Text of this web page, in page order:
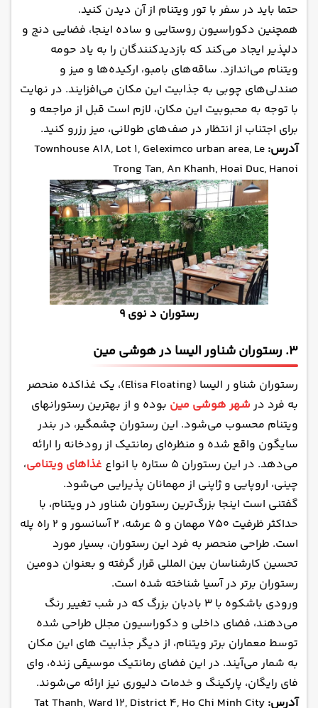
حتما باید در سفر با تور ویتنام از آن دیدن کنید.
همچنین دکوراسیون روستایی و ساده اینجا، فضایی دنج و
دلپذیر ایجاد می‌کند که بازدیدکنندگان را به یاد حومه
ویتنام می‌اندازد. ساقه‌های بامبو، ارکیده‌ها و میز و
صندلی‌های چوبی به جذابیت این مکان می‌افزایند. در نهایت
با توجه به محبوبیت این مکان، لازم است قبل از مراجعه و
برای اجتناب از انتظار در صف‌های طولانی، میز رزرو کنید.
آدرس: Townhouse A18, Lot 1, Geleximco urban area, Le
Trong Tan, An Khanh, Hoai Duc, Hanoi
رستوران د نوی 9
3. رستوران شناور الیسا در هوشی مین
رستوران شناو ر الیسا (Elisa Floating)، یک غذاکده منحصر
به فرد درشهر هوشی مین بوده و از بهترین رستورانهای
ویتنام محسوب می‌شود. این رستوران چشمگیر، در بندر
سایگون واقع شده و منظره‌ای رمانتیک از رودخانه را ارائه
می‌دهد. در این رستوران ۵ ستاره با انواع
غذاهای ویتنامی،
چینی، اروپایی و ژاپنی از مهمانان پذیرایی می‌شود.
گفتنی است اینجا بزرگ‌ترین رستوران شناور در ویتنام، با
حداکثر ظرفیت ۷۵۰ مهمان و ۵ عرشه، ۲ آسانسور و ۲ راه پله
است. طراحی منحصر به فرد این رستوران، بسیار مورد
تحسین کارشناسان بین المللی قرار گرفته و بعنوان دومین
رستوران برتر در آسیا شناخته شده است.
ورودی باشکوه با ۳ بادبان بزرگ که در شب تغییر رنگ
می‌دهند، فضای داخلی و دکوراسیون مجلل طراحی شده
توسط معماران برتر ویتنام، از دیگر جذابیت های این مکان
به شمار می‌آیند. در این فضای رمانتیک موسیقی زنده، وای
فای رایگان، پارکینگ و خدمات دلیوری نیز ارائه می‌شوند.
آدرس: Tat Thanh, Ward 12, District 4, Ho Chi Minh City